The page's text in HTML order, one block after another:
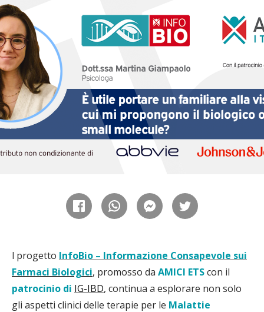
l progetto InfoBio – Informazione Consapevole sui
Farmaci Biologici, promosso da AMICI ETScon il
patrocinio di IG-IBD, continua a esplorare non solo
gli aspetti clinici delle terapie per le Malattie